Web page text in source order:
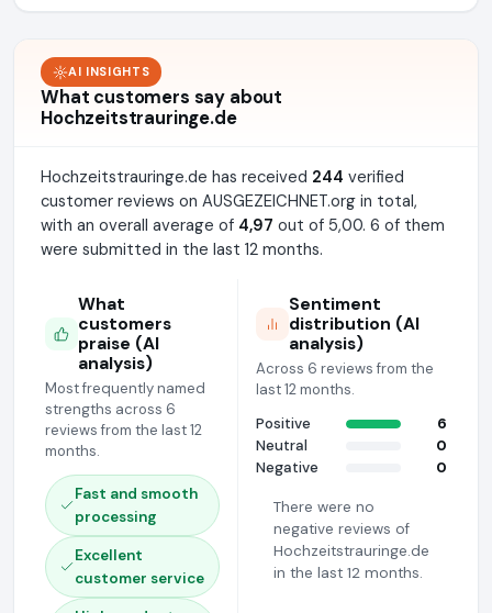
AI INSIGHTS
What customers say about
Hochzeitstrauringe.de
Hochzeitstrauringe.de has received 244 verified
customer reviews on AUSGEZEICHNET.org in total,
with an overall average of 4,97 out of 5,00. 6 of them
were submitted in the last 12 months.
What
customers
praise (AI
analysis)
Most frequently named
strengths across 6
reviews from the last 12
months.
Fast and smooth
processing
Excellent
customer service
Sentiment
distribution (AI
analysis)
Across 6 reviews from the
last 12 months.
Positive
6
Neutral
0
Negative
0
There were no
negative reviews of
Hochzeitstrauringe.de
in the last 12 months.